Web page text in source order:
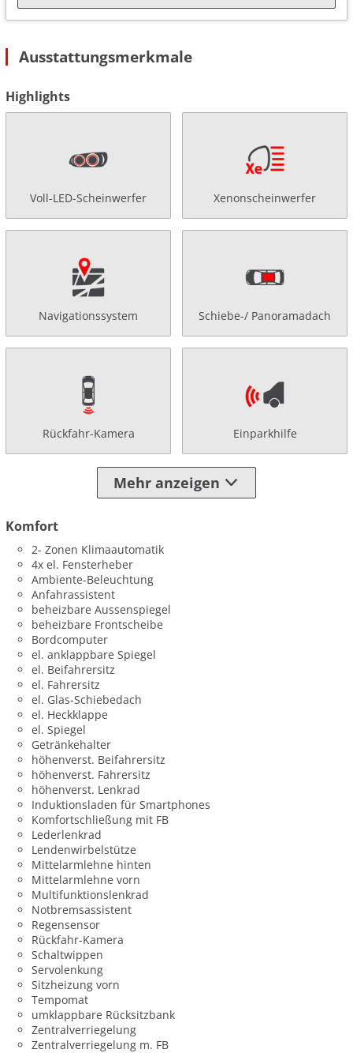
Ausstattungsmerkmale
Highlights
Voll-LED-Scheinwerfer Xenonscheinwerfer
Navigationssystem Schiebe-/ Panoramadach
Rückfahr-Kamera Einparkhilfe
Mehr anzeigen
Komfort
2- Zonen Klimaautomatik
4x el. Fensterheber
Ambiente-Beleuchtung
Anfahrassistent
beheizbare Aussenspiegel
beheizbare Frontscheibe
Bordcomputer
el. anklappbare Spiegel
el. Beifahrersitz
el. Fahrersitz
el. Glas-Schiebedach
el. Heckklappe
el. Spiegel
Getränkehalter
höhenverst. Beifahrersitz
höhenverst. Fahrersitz
höhenverst. Lenkrad
Induktionsladen für Smartphones
Komfortschließung mit FB
Lederlenkrad
Lendenwirbelstütze
Mittelarmlehne hinten
Mittelarmlehne vorn
Multifunktionslenkrad
Notbremsassistent
Regensensor
Rückfahr-Kamera
Schaltwippen
Servolenkung
Sitzheizung vorn
Tempomat
umklappbare Rücksitzbank
Zentralverriegelung
Zentralverriegelung m. FB